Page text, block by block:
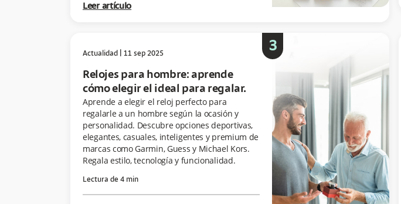
Leer artículo
Actualidad 11 sep 2025
Relojes para hombre: aprende
cómo elegir el ideal para regalar.
Aprende a elegir el reloj perfecto para
regalarle a un hombre según la ocasión y
personalidad. Descubre opciones deportivas,
elegantes, casuales, inteligentes y premium de
marcas como Garmin, Guess y Michael Kors.
Regala estilo, tecnología y funcionalidad.
Lectura de 4 min
3